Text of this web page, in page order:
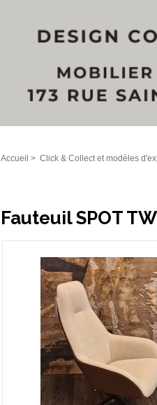
Accueil > Click & Collect et modèles
Fauteuil SPOT